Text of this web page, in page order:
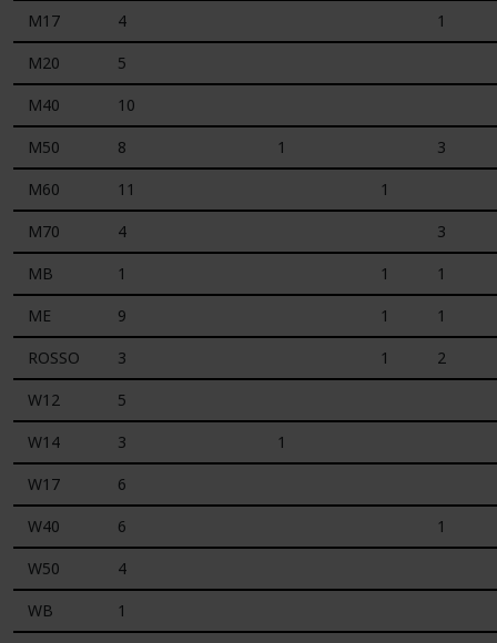
M17
4
1
M20
5
M40
10
M50
8 1
3
M60
11
1
M70
4
3
MB
1 1
1
ME
9 1
1
ROSSO
3 1
2
W12
5
W14
3
1
W17
6
W40
6
1
W50
4
WB
1